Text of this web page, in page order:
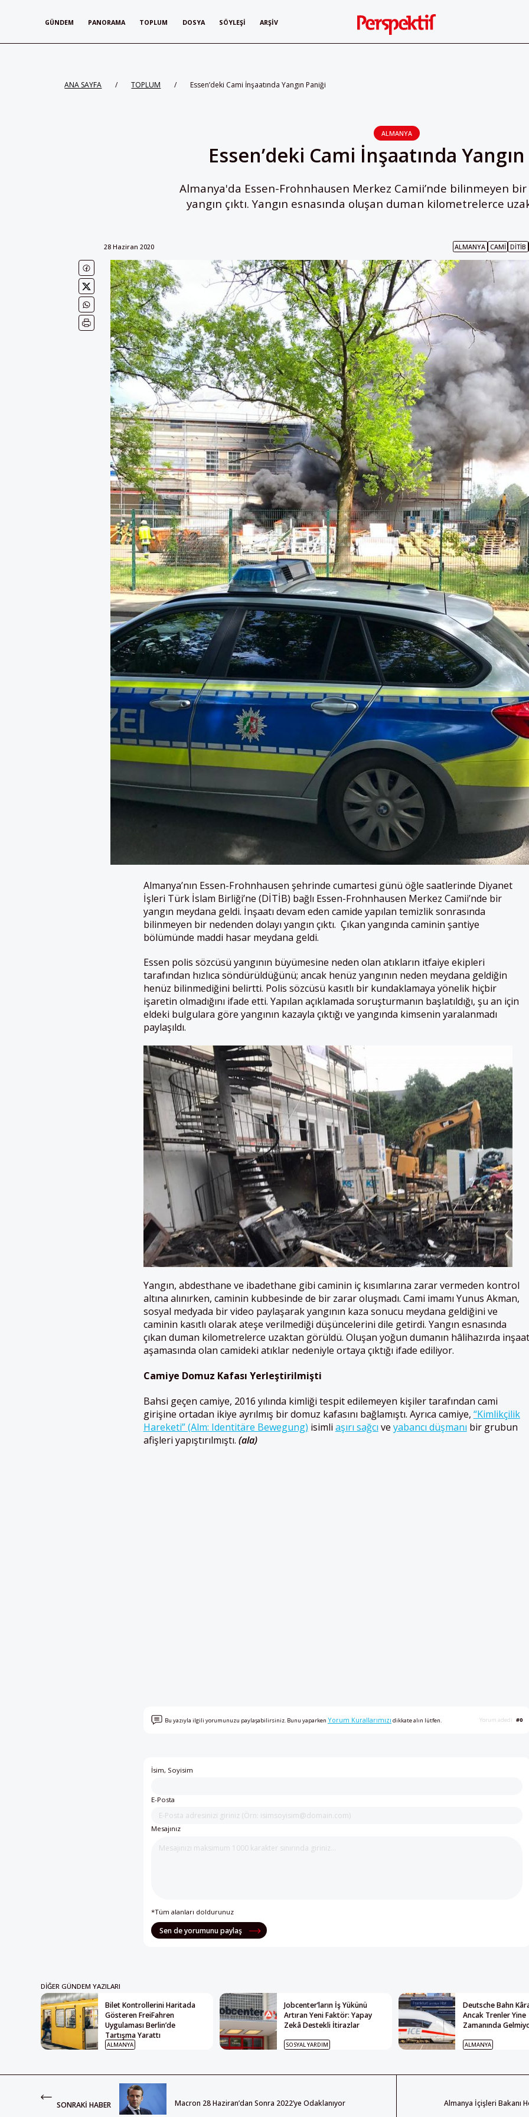
GÜNDEM PANORAMA TOPLUM DOSYA SÖYLEŞI ARŞIV
ANA SAYFA / TOPLUM / Essen’deki Cami İnşaatında Yangın Paniği
ALMANYA
Essen’deki Cami İnşaatında
Almanya'da Essen-Frohnhausen Merkez Camii’nde bilinmeyen
yangın çıktı. Yangın esnasında oluşan duman kilometrelerce
28 Haziran 2020 ALMANYA CAMI DİTİB
Almanya’nın Essen-Frohnhausen şehrinde cumartesi günü öğle saatlerinde Diyanet
İşleri Türk İslam Birliği’ne (DİTİB) bağlı Essen-Frohnhausen Merkez Camii’nde bir
yangın meydana geldi. İnşaatı devam eden camide yapılan temizlik sonrasında
bilinmeyen bir nedenden dolayı yangın çıktı. Çıkan yangında caminin şantiye
bölümünde maddi hasar meydana geldi.
Essen polis sözcüsü yangının büyümesine neden olan atıkların itfaiye ekipleri
tarafından hızlıca söndürüldüğünü; ancak henüz yangının neden meydana geldiğin
henüz bilinmediğini belirtti. Polis sözcüsü kasıtlı bir kundaklamaya yönelik hiçbir
işaretin olmadığını ifade etti. Yapılan açıklamada soruşturmanın başlatıldığı, şu an için
eldeki bulgulara göre yangının kazayla çıktığı ve yangında kimsenin yaralanmadı
paylaşıldı.
Yangın, abdesthane ve ibadethane gibi caminin iç kısımlarına zarar vermeden kontrol
altına alınırken, caminin kubbesinde de bir zarar oluşmadı. Cami imamı Yunus Akman,
sosyal medyada bir video paylaşarak yangının kaza sonucu meydana geldiğini ve
caminin kasıtlı olarak ateşe verilmediği düşüncelerini dile getirdi. Yangın esnasında
çıkan duman kilometrelerce uzaktan görüldü. Oluşan yoğun dumanın hâlihazırda inşaat
aşamasında olan camideki atıklar nedeniyle ortaya çıktığı ifade ediliyor.
Camiye Domuz Kafası Yerleştirilmişti
Bahsi geçen camiye, 2016 yılında kimliği tespit edilemeyen kişiler tarafından cami
girişine ortadan ikiye ayrılmış bir domuz kafasını bağlamıştı. Ayrıca camiye, “Kimlikçilik
Hareketi” (Alm: Identitäre Bewegung) isimliaşırı sağcıve yabancı düşmanıbir grubun
afişleri yapıştırılmıştı. (ala)
Bu yazıyla ilgili yorumunuzu paylaşabilirsiniz. Bunu yaparkenYorum Kurallarımızı dikkate alın lütfen. Yorum adedi #0
İsim, Soyisim
E-Posta
Mesajınız
*Tüm alanları doldurunuz
Sen de yorumunu paylaş
DIĞER GÜNDEM YAZILARI
Bilet Kontrollerini Haritada
Gösteren FreiFahren
Uygulaması Berlin’de
Tartışma Yarattı
ALMANYA
Jobcenter’ların İş Yükünü
Artıran Yeni Faktör: Yapay
Zekâ Destekli İtirazlar
SOSYAL YARDIM
Deutsche Bahn
Ancak Trenler Yine
Zamanında
ALMANYA
SONRAKI HABER Macron 28 Haziran’dan Sonra 2022’ye Odaklanıyor Almanya İçişleri Bakanı